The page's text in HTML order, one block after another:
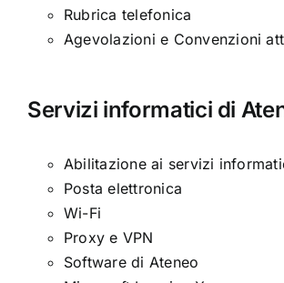
Rubrica telefonica
Agevolazioni e Convenzioni
Servizi informatici di
Abilitazione ai servizi
Posta elettronica
Wi-Fi
Proxy e VPN
Software di Ateneo